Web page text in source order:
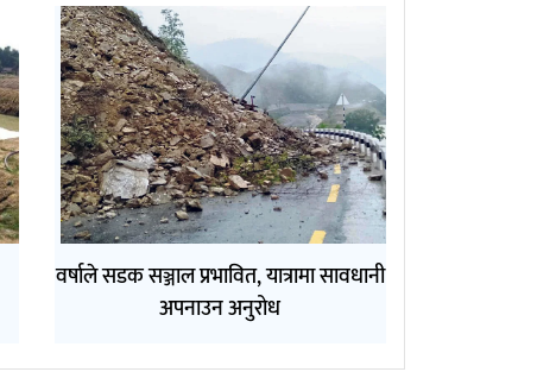
वर्षाले सडक सञ्जाल प्रभावित, यात्रामा सावधानी
अपनाउन अनुरोध